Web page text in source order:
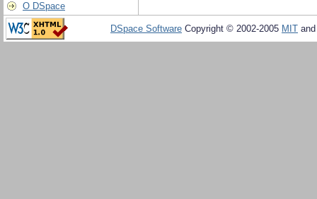
О DSpace
DSpace Software Copyright © 2002-2005 MIT